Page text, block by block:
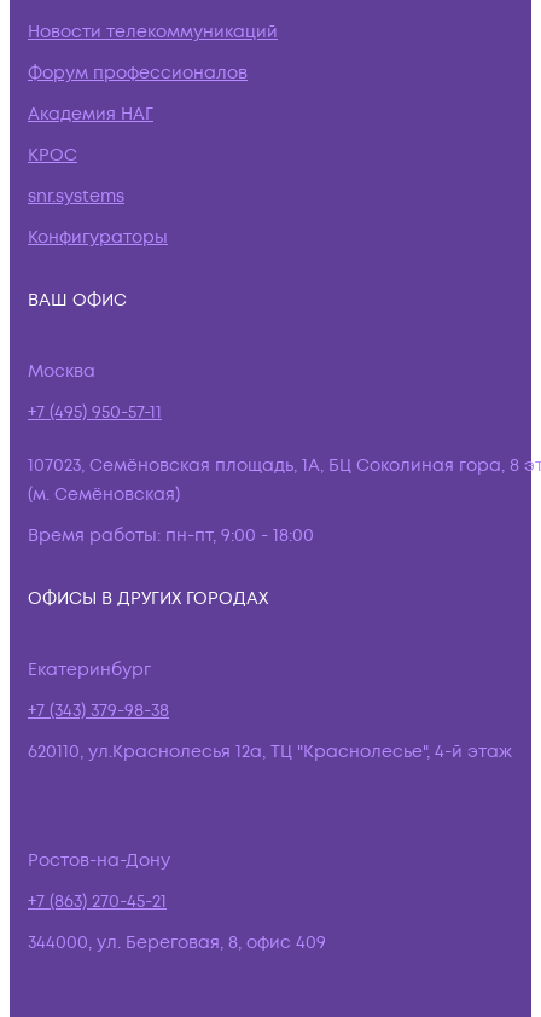
Новости телекоммуникаций
Форум профессионалов
Академия НАГ
КРОС
snr.systems
Конфигураторы
ВАШ ОФИС
Москва
+7 (495) 950-57-11
107023, Семёновская площадь, 1А, БЦ Соколиная гора, 8
(м. Семёновская)
Время работы: пн-пт, 9:00 - 18:00
ОФИСЫ В ДРУГИХ ГОРОДАХ
Екатеринбург
+7 (343) 379-98-38
620110, ул.Краснолесья 12а, ТЦ "Краснолесье", 4-й этаж
Ростов-на-Дону
+7 (863) 270-45-21
344000, ул. Береговая, 8, офис 409